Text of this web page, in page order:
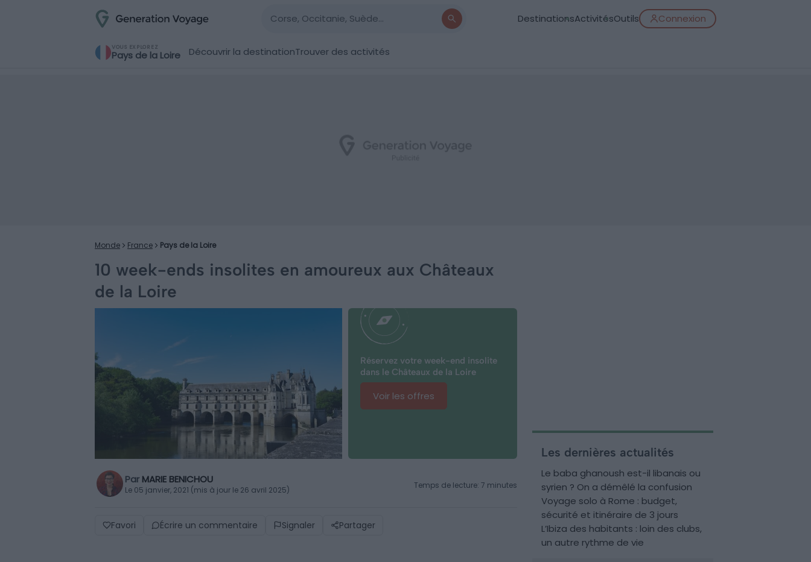
DestinationsActivitésOutils Connexion
VOUS EXPLOREZ
Pays de la Loire Découvrir la destinationTrouver des activités
Monde France Pays de la Loire
10 week-ends insolites en amoureux aux Châteaux
de la Loire
Réservez votre week-end insolite
dans le Châteaux de la Loire
Voir les offres
Par MARIE BENICHOU
Le 05 janvier, 2021 (mis à jour le 26 avril 2025) Temps de lecture: 7 minutes
Favori Écrire un commentaire Signaler Partager
Les dernières actualités
Le baba ghanoush est-il libanais ou
syrien ? On a démêlé la confusion
Voyage solo à Rome : budget,
sécurité et itinéraire de 3 jours
L’Ibiza des habitants : loin des clubs,
un autre rythme de vie